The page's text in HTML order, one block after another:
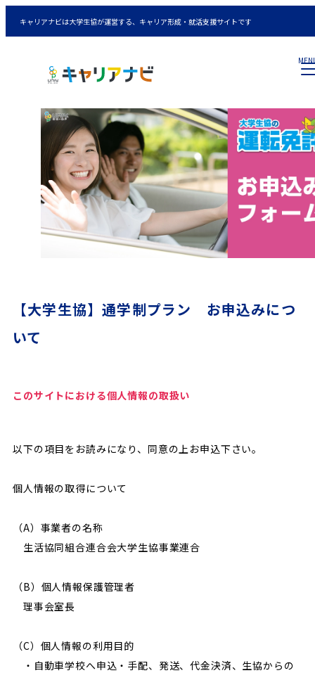
キャリアナビは大学生協が運営する、キャリア形成・就活支援サイトです
【大学生協】通学制プラン お申込みにつ
いて
このサイトにおける個人情報の取扱い
以下の項目をお読みになり、同意の上お申込下さい。
個人情報の取得について
（A）事業者の名称
生活協同組合連合会大学生協事業連合
（B）個人情報保護管理者
理事会室長
（C）個人情報の利用目的
・自動車学校へ申込・手配、発送、代金決済、生協からの